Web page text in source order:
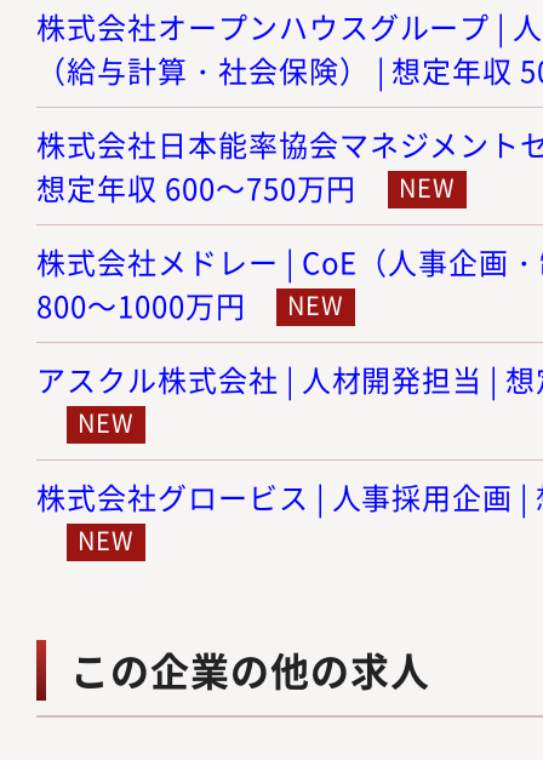
株式会社オープンハウスグループ |
（給与計算・社会保険） | 想定年収
株式会社日本能率協会マネジメント
想定年収 600～750万円
株式会社メドレー | CoE（人事企画
800～1000万円
アスクル株式会社 | 人材開発担当 |
株式会社グロービス | 人事採用企画
この企業の他の求人